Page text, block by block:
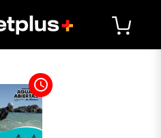
access_time